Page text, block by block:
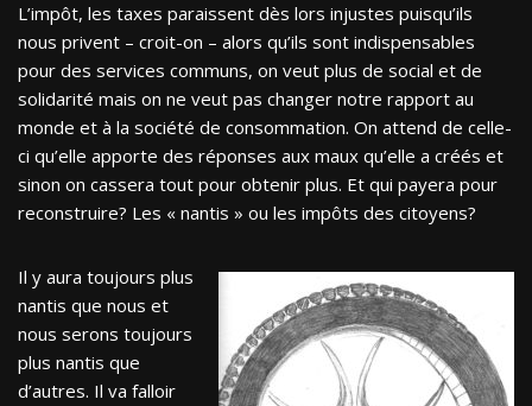
L’impôt, les taxes paraissent dès lors injustes puisqu’ils
nous privent – croit-on – alors qu’ils sont indispensables
pour des services communs, on veut plus de social et de
solidarité mais on ne veut pas changer notre rapport au
monde et à la société de consommation. On attend de celle-
ci qu’elle apporte des réponses aux maux qu’elle a créés et
sinon on cassera tout pour obtenir plus. Et qui payera pour
reconstruire? Les « nantis » ou les impôts des citoyens?
Il y aura toujours plus
nantis que nous et
nous serons toujours
plus nantis que
d’autres. Il va falloir